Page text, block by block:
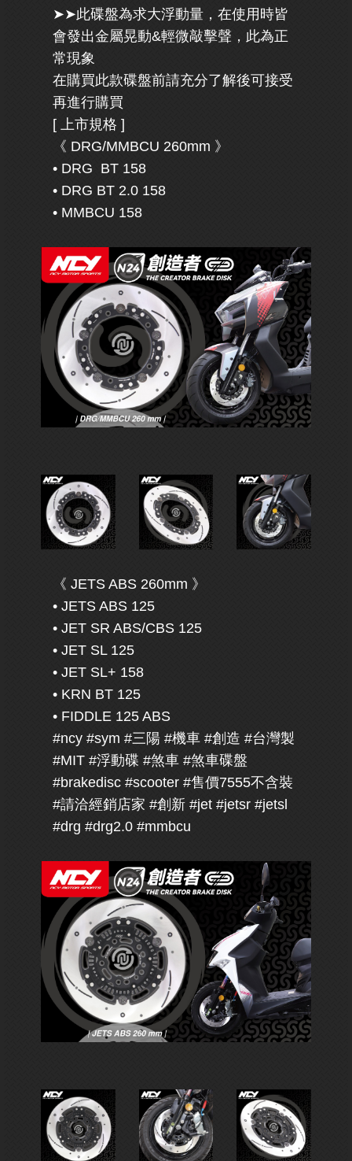
➤➤此碟盤為求大浮動量，在使用時皆
會發出金屬晃動&輕微敲擊聲，此為正
常現象
在購買此款碟盤前請充分了解後可接受
再進行購買
[ 上市規格 ]
《 DRG/MMBCU 260mm 》
• DRG BT 158
• DRG BT 2.0 158
• MMBCU 158
《 JETS ABS 260mm 》
• JETS ABS 125
• JET SR ABS/CBS 125
• JET SL 125
• JET SL+ 158
• KRN BT 125
• FIDDLE 125 ABS
#ncy #sym #三陽 #機車 #創造 #台灣製
#MIT #浮動碟 #煞車 #煞車碟盤
#brakedisc #scooter #售價7555不含裝
#請洽經銷店家 #創新 #jet #jetsr #jetsl
#drg #drg2.0 #mmbcu